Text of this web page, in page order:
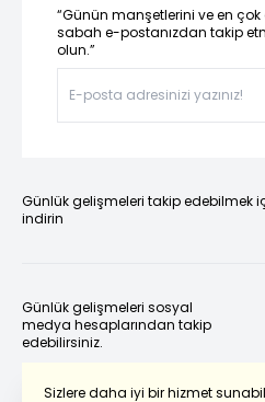
Sizlere daha iyi bir hizmet
“Günün manşetlerini ve en
sabah e-postanızdan takip
olun.”
Günlük gelişmeleri takip edebilmek
indirin
Günlük gelişmeleri sosyal
medya hesaplarından takip
edebilirsiniz.